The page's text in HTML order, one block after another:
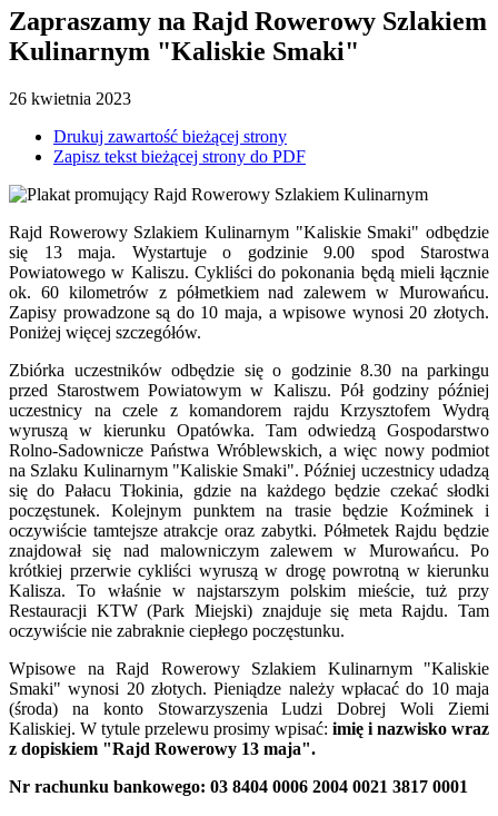
Zapraszamy na Rajd Rowerowy Szlakiem
Kulinarnym "Kaliskie Smaki"
26 kwietnia 2023
Drukuj zawartość bieżącej strony
Zapisz tekst bieżącej strony do PDF
Rajd Rowerowy Szlakiem Kulinarnym "Kaliskie Smaki" odbędzie
się 13 maja. Wystartuje o godzinie 9.00 spod Starostwa
Powiatowego w Kaliszu. Cykliści do pokonania będą mieli łącznie
ok. 60 kilometrów z półmetkiem nad zalewem w Murowańcu.
Zapisy prowadzone są do 10 maja, a wpisowe wynosi 20 złotych.
Poniżej więcej szczegółów.
Zbiórka uczestników odbędzie się o godzinie 8.30 na parkingu
przed Starostwem Powiatowym w Kaliszu. Pół godziny później
uczestnicy na czele z komandorem rajdu Krzysztofem Wydrą
wyruszą w kierunku Opatówka. Tam odwiedzą Gospodarstwo
Rolno-Sadownicze Państwa Wróblewskich, a więc nowy podmiot
na Szlaku Kulinarnym "Kaliskie Smaki". Później uczestnicy udadzą
się do Pałacu Tłokinia, gdzie na każdego będzie czekać słodki
poczęstunek. Kolejnym punktem na trasie będzie Koźminek i
oczywiście tamtejsze atrakcje oraz zabytki. Półmetek Rajdu będzie
znajdował się nad malowniczym zalewem w Murowańcu. Po
krótkiej przerwie cykliści wyruszą w drogę powrotną w kierunku
Kalisza. To właśnie w najstarszym polskim mieście, tuż przy
Restauracji KTW (Park Miejski) znajduje się meta Rajdu. Tam
oczywiście nie zabraknie ciepłego poczęstunku.
Wpisowe na Rajd Rowerowy Szlakiem Kulinarnym "Kaliskie
Smaki" wynosi 20 złotych. Pieniądze należy wpłacać do 10 maja
(środa) na konto Stowarzyszenia Ludzi Dobrej Woli Ziemi
Kaliskiej. W tytule przelewu prosimy wpisać: imię i nazwisko wraz
z dopiskiem "Rajd Rowerowy 13 maja".
Nr rachunku bankowego: 03 8404 0006 2004 0021 3817 0001